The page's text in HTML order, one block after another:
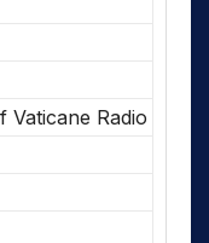
Vaticane Radio